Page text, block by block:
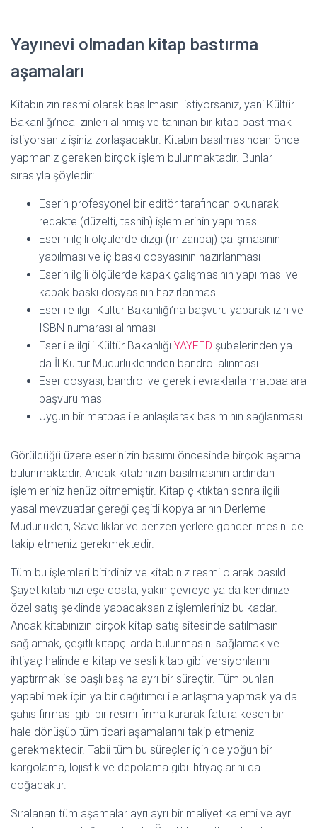
Yayınevi olmadan kitap bastırma
aşamaları
Kitabınızın resmi olarak basılmasını istiyorsanız, yani Kültür
Bakanlığı’nca izinleri alınmış ve tanınan bir kitap bastırmak
istiyorsanız işiniz zorlaşacaktır. Kitabın basılmasından önce
yapmanız gereken birçok işlem bulunmaktadır. Bunlar
sırasıyla şöyledir:
Eserin profesyonel bir editör tarafından okunarak
redakte (düzelti, tashih) işlemlerinin yapılması
Eserin ilgili ölçülerde dizgi (mizanpaj) çalışmasının
yapılması ve iç baskı dosyasının hazırlanması
Eserin ilgili ölçülerde kapak çalışmasının yapılması ve
kapak baskı dosyasının hazırlanması
Eser ile ilgili Kültür Bakanlığı’na başvuru yaparak izin ve
ISBN numarası alınması
Eser ile ilgili Kültür Bakanlığı YAYFED şubelerinden ya
da İl Kültür Müdürlüklerinden bandrol alınması
Eser dosyası, bandrol ve gerekli evraklarla matbaalara
başvurulması
Uygun bir matbaa ile anlaşılarak basımının sağlanması
Görüldüğü üzere eserinizin basımı öncesinde birçok aşama
bulunmaktadır. Ancak kitabınızın basılmasının ardından
işlemleriniz henüz bitmemiştir. Kitap çıktıktan sonra ilgili
yasal mevzuatlar gereği çeşitli kopyalarının Derleme
Müdürlükleri, Savcılıklar ve benzeri yerlere gönderilmesini de
takip etmeniz gerekmektedir.
Tüm bu işlemleri bitirdiniz ve kitabınız resmi olarak basıldı.
Şayet kitabınızı eşe dosta, yakın çevreye ya da kendinize
özel satış şeklinde yapacaksanız işlemleriniz bu kadar.
Ancak kitabınızın birçok kitap satış sitesinde satılmasını
sağlamak, çeşitli kitapçılarda bulunmasını sağlamak ve
ihtiyaç halinde e-kitap ve sesli kitap gibi versiyonlarını
yaptırmak ise başlı başına ayrı bir süreçtir. Tüm bunları
yapabilmek için ya bir dağıtımcı ile anlaşma yapmak ya da
şahıs firması gibi bir resmi firma kurarak fatura kesen bir
hale dönüşüp tüm ticari aşamalarını takip etmeniz
gerekmektedir. Tabii tüm bu süreçler için de yoğun bir
kargolama, lojistik ve depolama gibi ihtiyaçlarını da
doğacaktır.
Sıralanan tüm aşamalar ayrı ayrı bir maliyet kalemi ve ayrı